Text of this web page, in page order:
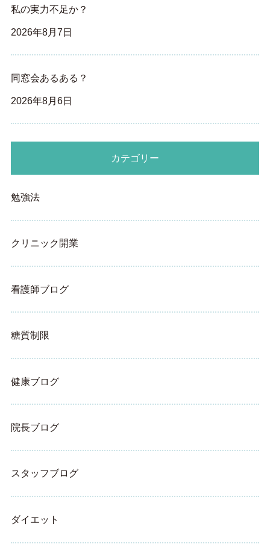
私の実力不足か？
2026年8月7日
同窓会あるある？
2026年8月6日
カテゴリー
勉強法
クリニック開業
看護師ブログ
糖質制限
健康ブログ
院長ブログ
スタッフブログ
ダイエット